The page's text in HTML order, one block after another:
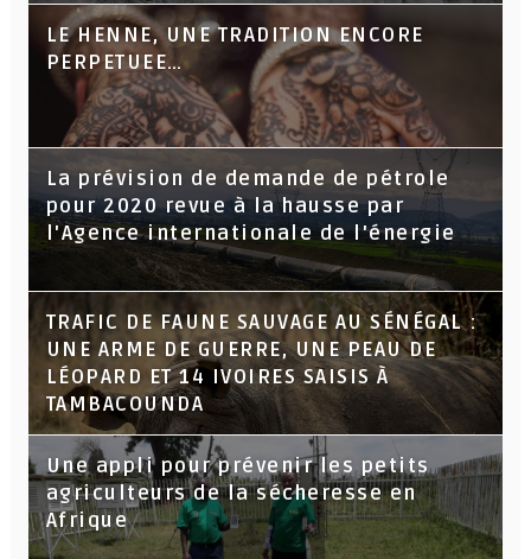
LE HENNE, UNE TRADITION ENCORE
PERPETUEE…
La prévision de demande de pétrole
pour 2020 revue à la hausse par
l'Agence internationale de l'énergie
TRAFIC DE FAUNE SAUVAGE AU SÉNÉGAL :
UNE ARME DE GUERRE, UNE PEAU DE
LÉOPARD ET 14 IVOIRES SAISIS À
TAMBACOUNDA
Une appli pour prévenir les petits
agriculteurs de la sécheresse en
Afrique